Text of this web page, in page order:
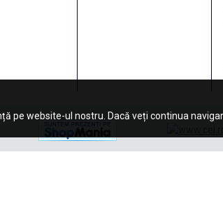
pe website-ul nostru. Dacă veți continua